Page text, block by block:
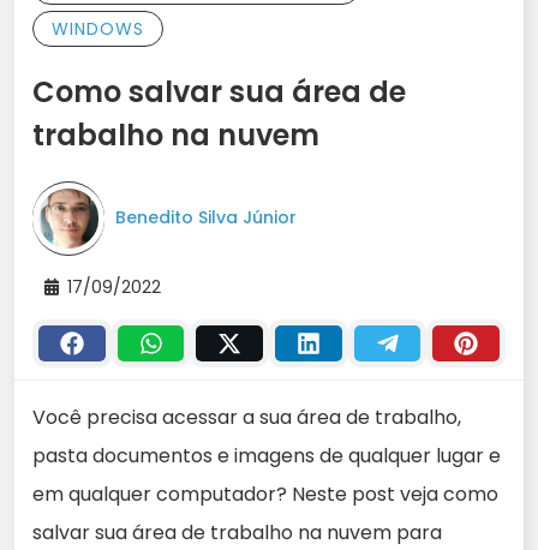
WINDOWS
Como salvar sua área de
trabalho na nuvem
Benedito Silva Júnior
17/09/2022
Você precisa acessar a sua área de trabalho,
pasta documentos e imagens de qualquer lugar e
em qualquer computador? Neste post veja como
salvar sua área de trabalho na nuvem para